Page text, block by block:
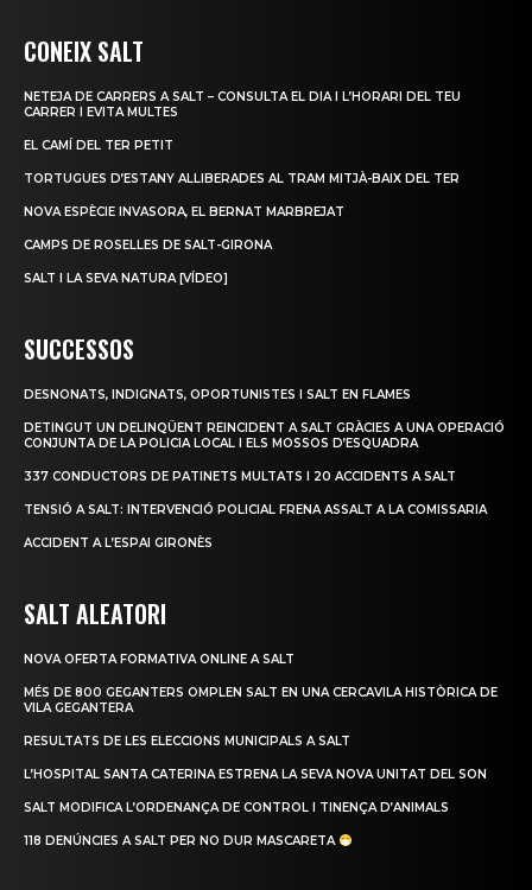
CONEIX SALT
NETEJA DE CARRERS A SALT – CONSULTA EL DIA I L’HORARI DEL TEU
CARRER I EVITA MULTES
EL CAMÍ DEL TER PETIT
TORTUGUES D’ESTANY ALLIBERADES AL TRAM MITJÀ-BAIX DEL TER
NOVA ESPÈCIE INVASORA, EL BERNAT MARBREJAT
CAMPS DE ROSELLES DE SALT-GIRONA
SALT I LA SEVA NATURA [VÍDEO]
SUCCESSOS
DESNONATS, INDIGNATS, OPORTUNISTES I SALT EN FLAMES
DETINGUT UN DELINQÜENT REINCIDENT A SALT GRÀCIES A UNA OPERACIÓ
CONJUNTA DE LA POLICIA LOCAL I ELS MOSSOS D’ESQUADRA
337 CONDUCTORS DE PATINETS MULTATS I 20 ACCIDENTS A SALT
TENSIÓ A SALT: INTERVENCIÓ POLICIAL FRENA ASSALT A LA COMISSARIA
ACCIDENT A L’ESPAI GIRONÈS
SALT ALEATORI
NOVA OFERTA FORMATIVA ONLINE A SALT
MÉS DE 800 GEGANTERS OMPLEN SALT EN UNA CERCAVILA HISTÒRICA DE
VILA GEGANTERA
RESULTATS DE LES ELECCIONS MUNICIPALS A SALT
L’HOSPITAL SANTA CATERINA ESTRENA LA SEVA NOVA UNITAT DEL SON
SALT MODIFICA L’ORDENANÇA DE CONTROL I TINENÇA D’ANIMALS
118 DENÚNCIES A SALT PER NO DUR MASCARETA